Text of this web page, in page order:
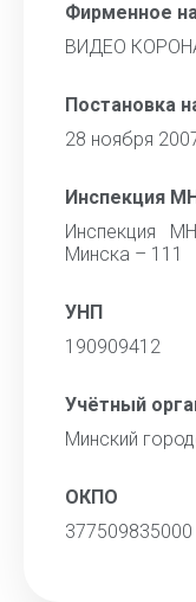
Фирменное
ВИДЕО
Постановка
28 ноября
Инспекция
Инспекция
Минска – 111
УНП
190909412
Учётный
Минский
ОКПО
377509835000